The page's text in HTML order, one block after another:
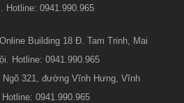
Hotline: 0941.990.965
Building 18 Đ. Tam Trinh, Mai
Hotline: 0941.990.965
Ngõ 321, đường Vĩnh Hưng, Vĩnh
0941.990.965